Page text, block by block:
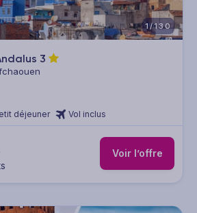
1/130
3
déjeuner Vol inclus
Voir l’offre